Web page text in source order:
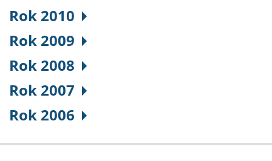
Rok 2010
Rok 2009
Rok 2008
Rok 2007
Rok 2006